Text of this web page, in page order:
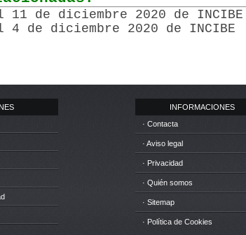
11 de diciembre 2020 de INCIBE
4 de diciembre 2020 de INCIBE
INFORMACIONES
· Contacta
· Aviso legal
· Privacidad
· Quién somos
· Sitemap
· Política de Cookies